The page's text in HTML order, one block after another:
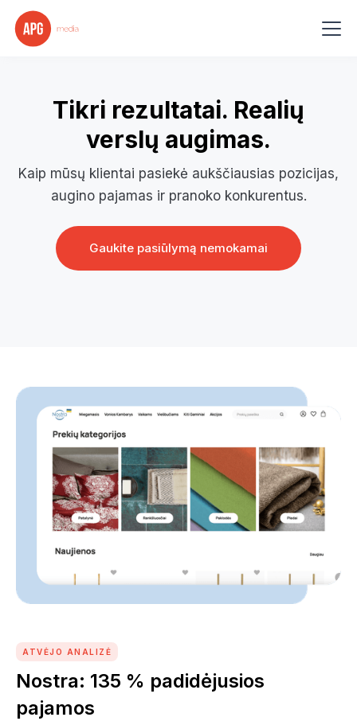
Tikri rezultatai. Realių
verslų augimas.
Kaip mūsų klientai pasiekė aukščiausias pozicijas,
augino pajamas ir pranoko konkurentus.
Gaukite pasiūlymą nemokamai
ATVĖJO ANALIZĖ
Nostra: 135 % padidėjusios
pajamos